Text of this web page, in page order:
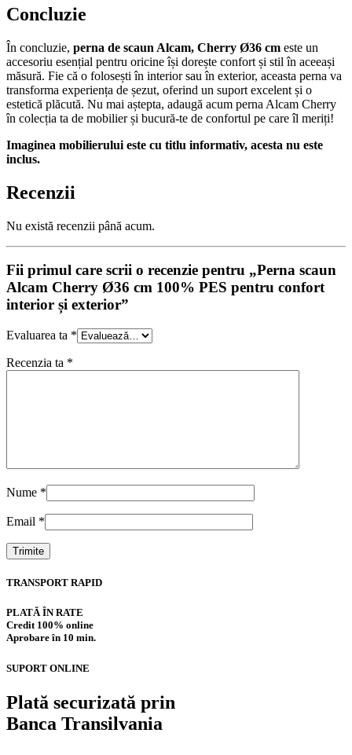
Concluzie
În concluzie, perna de scaun Alcam, Cherry Ø36 cm este un
accesoriu esențial pentru oricine își dorește confort și stil în aceeași
măsură. Fie că o folosești în interior sau în exterior, aceasta perna va
transforma experiența de șezut, oferind un suport excelent și o
estetică plăcută. Nu mai aștepta, adaugă acum perna Alcam Cherry
în colecția ta de mobilier și bucură-te de confortul pe care îl meriți!
Imaginea mobilierului este cu titlu informativ, acesta nu este
inclus.
Recenzii
Nu există recenzii până acum.
Fii primul care scrii o recenzie pentru „Perna scaun
Alcam Cherry Ø36 cm 100% PES pentru confort
interior și exterior”
Evaluarea ta *
Recenzia ta *
Nume *
Email *
TRANSPORT RAPID
PLATĂ ÎN RATE
Credit 100% online
Aprobare în 10 min.
SUPORT ONLINE
Plată securizată prin
Banca Transilvania